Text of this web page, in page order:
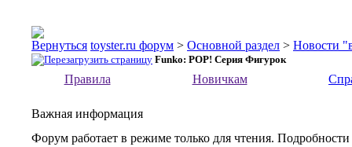
toyster.ru форум > Основной раздел > Новости
Funko: POP! Серия Фигурок
Правила Новичкам
Важная информация
Форум работает в режиме только для чтения.